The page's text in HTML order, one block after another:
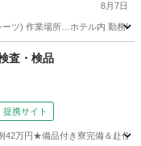
8月7日
ーツ) 作業場所…ホテル内 勤
号査・検品
提携サイト
42万円★備品付き寮完備＆赴